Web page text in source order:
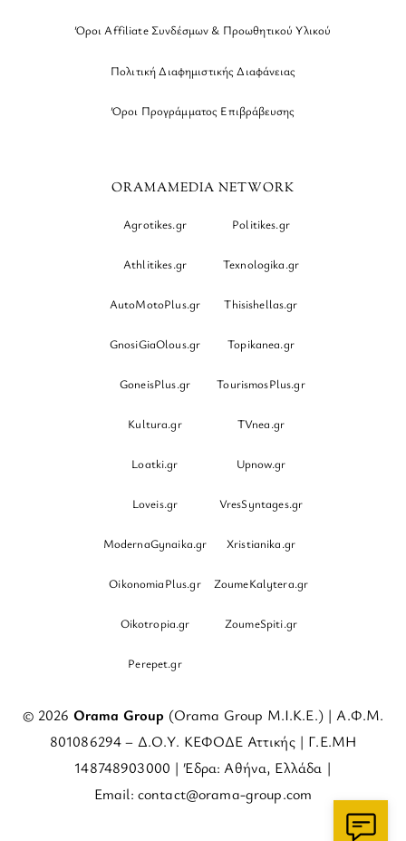
Όροι Affiliate Συνδέσμων & Προωθητικού Υλικού
Πολιτική Διαφημιστικής Διαφάνειας
Όροι Προγράμματος Επιβράβευσης
ORAMAMEDIA NETWORK
Agrotikes.gr Politikes.gr
Athlitikes.gr Texnologika.gr
AutoMotoPlus.gr Thisishellas.gr
GnosiGiaOlous.gr Topikanea.gr
GoneisPlus.gr TourismosPlus.gr
Kultura.gr TVnea.gr
Loatki.gr Upnow.gr
Loveis.gr VresSyntages.gr
ModernaGynaika.gr Xristianika.gr
OikonomiaPlus.gr ZoumeKalytera.gr
Oikotropia.gr ZoumeSpiti.gr
Perepet.gr
© 2026 Orama Group (Orama Group Μ.Ι.Κ.Ε.) | Α.Φ.Μ.
801086294 – Δ.Ο.Υ. ΚΕΦΟΔΕ Αττικής | Γ.Ε.ΜΗ
148748903000 | Έδρα: Αθήνα, Ελλάδα |
Email: contact@orama-group.com